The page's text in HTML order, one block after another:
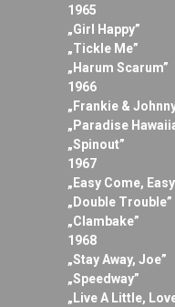
1965
„Girl Happy”
„Tickle Me”
„Harum Scarum”
1966
„Frankie &
„Paradise
„Spinout”
1967
„Easy Come, Easy
„Double Trouble”
„Clambake”
1968
„Stay Away, Joe”
„Speedway”
„Live A Little,